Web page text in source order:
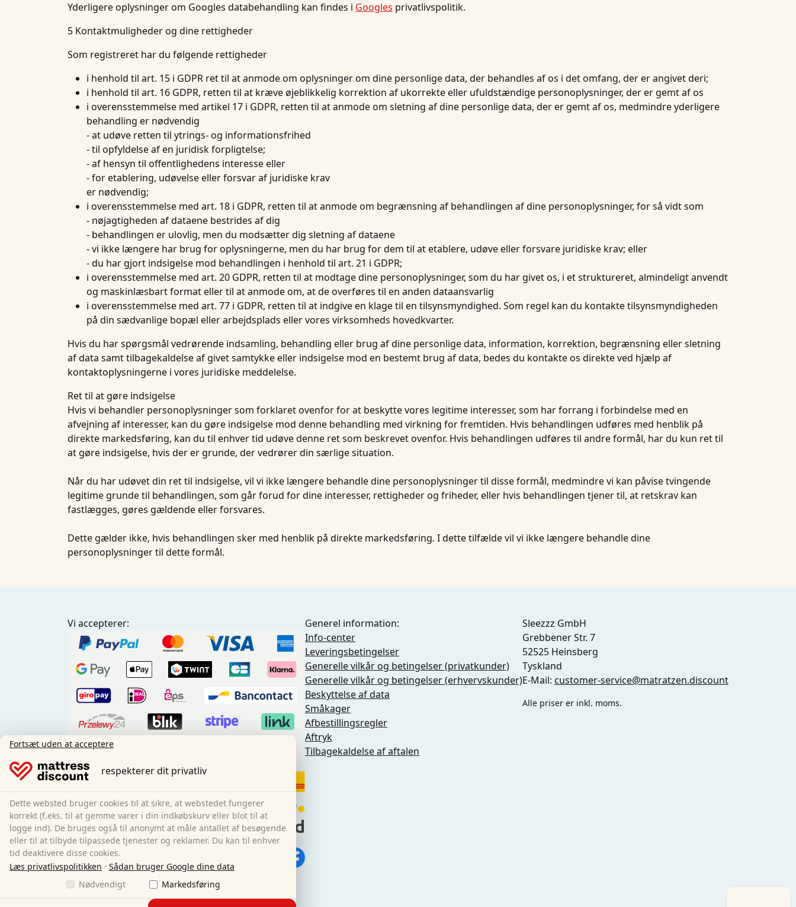
Yderligere oplysninger om Googles databehandling kan findes i Googles privatlivspolitik.
5 Kontaktmuligheder og dine rettigheder
Som registreret har du følgende rettigheder
i henhold til art. 15 i GDPR ret til at anmode om oplysninger om dine personlige data, der behandles af os i det omfang, der er angivet deri;
i henhold til art. 16 GDPR, retten til at kræve øjeblikkelig korrektion af ukorrekte eller ufuldstændige personoplysninger, der er gemt af os
i overensstemmelse med artikel 17 i GDPR, retten til at anmode om sletning af dine personlige data, der er gemt af os, medmindre yderligere
behandling er nødvendig
- at udøve retten til ytrings- og informationsfrihed
- til opfyldelse af en juridisk forpligtelse;
- af hensyn til offentlighedens interesse eller
- for etablering, udøvelse eller forsvar af juridiske krav
er nødvendig;
i overensstemmelse med art. 18 i GDPR, retten til at anmode om begrænsning af behandlingen af dine personoplysninger, for så vidt som
- nøjagtigheden af dataene bestrides af dig
- behandlingen er ulovlig, men du modsætter dig sletning af dataene
- vi ikke længere har brug for oplysningerne, men du har brug for dem til at etablere, udøve eller forsvare juridiske krav; eller
- du har gjort indsigelse mod behandlingen i henhold til art. 21 i GDPR;
i overensstemmelse med art. 20 GDPR, retten til at modtage dine personoplysninger, som du har givet os, i et struktureret, almindeligt anvendt
og maskinlæsbart format eller til at anmode om, at de overføres til en anden dataansvarlig
i overensstemmelse med art. 77 i GDPR, retten til at indgive en klage til en tilsynsmyndighed. Som regel kan du kontakte tilsynsmyndigheden
på din sædvanlige bopæl eller arbejdsplads eller vores virksomheds hovedkvarter.
Hvis du har spørgsmål vedrørende indsamling, behandling eller brug af dine personlige data, information, korrektion, begrænsning eller sletning
af data samt tilbagekaldelse af givet samtykke eller indsigelse mod en bestemt brug af data, bedes du kontakte os direkte ved hjælp af
kontaktoplysningerne i vores juridiske meddelelse.
Ret til at gøre indsigelse
Hvis vi behandler personoplysninger som forklaret ovenfor for at beskytte vores legitime interesser, som har forrang i forbindelse med en
afvejning af interesser, kan du gøre indsigelse mod denne behandling med virkning for fremtiden. Hvis behandlingen udføres med henblik på
direkte markedsføring, kan du til enhver tid udøve denne ret som beskrevet ovenfor. Hvis behandlingen udføres til andre formål, har du kun ret til
at gøre indsigelse, hvis der er grunde, der vedrører din særlige situation.
Når du har udøvet din ret til indsigelse, vil vi ikke længere behandle dine personoplysninger til disse formål, medmindre vi kan påvise tvingende
legitime grunde til behandlingen, som går forud for dine interesser, rettigheder og friheder, eller hvis behandlingen tjener til, at retskrav kan
fastlægges, gøres gældende eller forsvares.
Dette gælder ikke, hvis behandlingen sker med henblik på direkte markedsføring. I dette tilfælde vil vi ikke længere behandle dine
personoplysninger til dette formål.
Vi accepterer:
Vores forsendelsespartnere:
Sociale medier:
Generel information:
Info-center
Leveringsbetingelser
Generelle vilkår og betingelser (privatkunder)
Generelle vilkår og betingelser (erhvervskunder)
Beskyttelse af data
Småkager
Afbestillingsregler
Aftryk
Tilbagekaldelse af aftalen
Sleezzz GmbH
Grebbener Str. 7
52525 Heinsberg
Tyskland
E-Mail: customer-service@matratzen.discount
Alle priser er inkl. moms.
Fortsæt uden at acceptere
respekterer dit privatliv
Dette websted bruger cookies til at sikre, at webstedet fungerer
korrekt (f.eks. til at gemme varer i din indkøbskurv eller blot til at
logge ind). De bruges også til anonymt at måle antallet af besøgende
eller til at tilbyde tilpassede tjenester og reklamer. Du kan til enhver
tid deaktivere disse cookies.
Læs privatlivspolitikken · Sådan bruger Google dine data
Nødvendigt
Markedsføring